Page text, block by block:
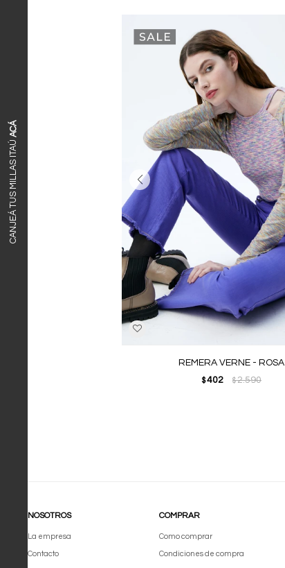
CANJEÁ TUS MILLAS ITAÚ
ACÁ
REMERA VERNE - ROSA
$402 $2.590
NOSOTROS
La empresa
Contacto
COMPRAR
Como comprar
Condiciones de compra